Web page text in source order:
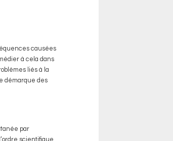
causées
à cela dans
liés à la
démarque des
par